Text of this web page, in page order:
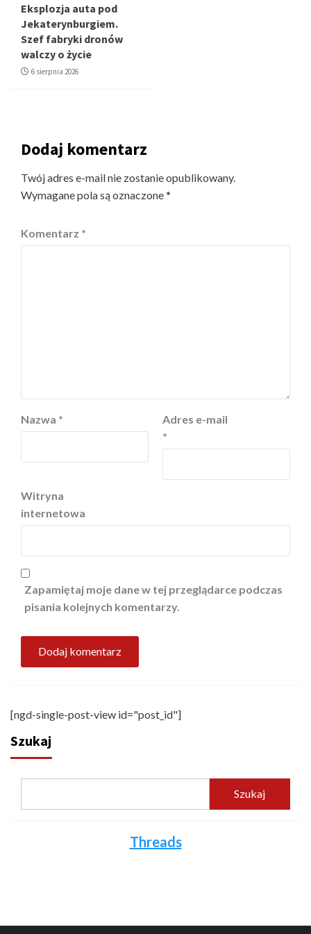
Eksplozja auta pod
Jekaterynburgiem.
Szef fabryki dronów
walczy o życie
6 sierpnia 2026
Dodaj komentarz
Twój adres e-mail nie zostanie opublikowany.
Wymagane pola są oznaczone*
Komentarz *
Nazwa *
Adres e-mail
*
Witryna
internetowa
Zapamiętaj moje dane w tej przeglądarce podczas
pisania kolejnych komentarzy.
[ngd-single-post-view id="post_id"]
Szukaj
Szukaj
Threads